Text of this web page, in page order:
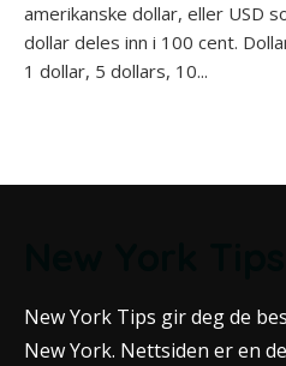
amerikanske dollar, eller USD
dollar deles inn i 100 cent.
1 dollar, 5 dollars, 10...
New York Tips gir deg de
New York. Nettsiden er en